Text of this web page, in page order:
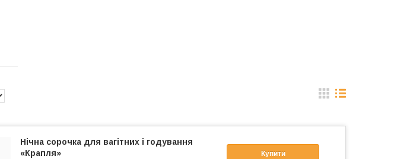
Купити
Нічна сорочка для вагітних і годування
«Крапля»